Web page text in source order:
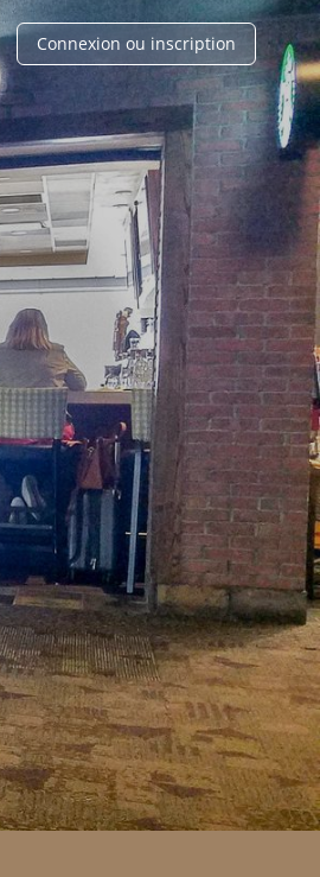
Connexion ou inscription